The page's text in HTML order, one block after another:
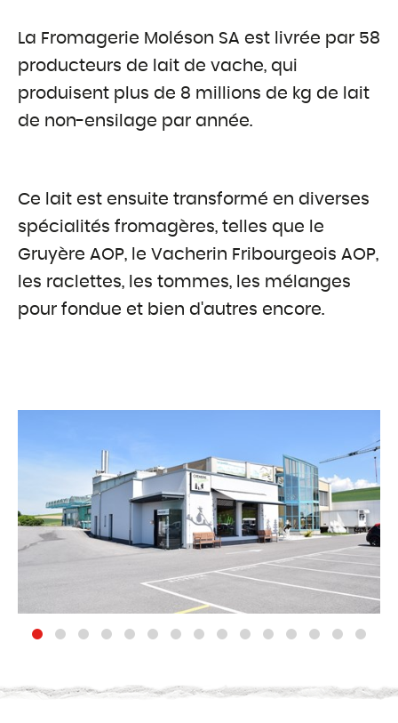
La Fromagerie Moléson SA est livrée par 58
producteurs de lait de vache, qui
produisent plus de 8 millions de kg de lait
de non-ensilage par année.
Ce lait est ensuite transformé en diverses
spécialités fromagères, telles que le
Gruyère AOP, le Vacherin Fribourgeois AOP,
les raclettes, les tommes, les mélanges
pour fondue et bien d'autres encore.